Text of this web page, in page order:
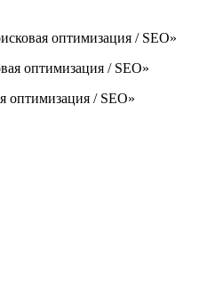
оптимизация / SEO»
оптимизация / SEO»